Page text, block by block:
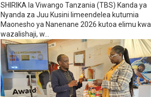
SHIRIKA la Viwango Tanzania (TBS) Kanda ya
Nyanda za Juu Kusini limeendelea kutumia
Maonesho ya Nanenane 2026 kutoa elimu kwa
wazalishaji, w...